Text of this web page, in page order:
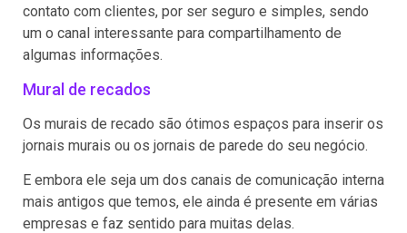
contato com clientes, por ser seguro e simples, sendo
um o canal interessante para compartilhamento de
algumas informações.
Mural de recados
Os murais de recado são ótimos espaços para inserir os
jornais murais ou os jornais de parede do seu negócio.
E embora ele seja um dos canais de comunicação interna
mais antigos que temos, ele ainda é presente em várias
empresas e faz sentido para muitas delas.